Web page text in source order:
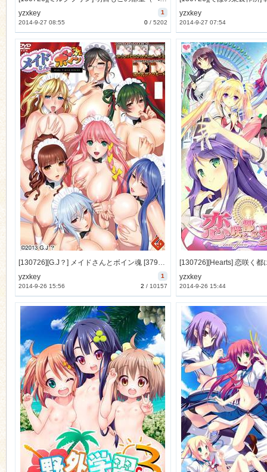
1
yzxkey
0/ 5202
2014-9-27 08:55
yzxkey
2014-9-27 07:54
[130726][G.J？] メイドさんとボイン魂 [379M Lossless/89M JPG]
1
yzxkey
2 / 10157
2014-9-26 15:56
yzxkey
2014-9-26 15:44